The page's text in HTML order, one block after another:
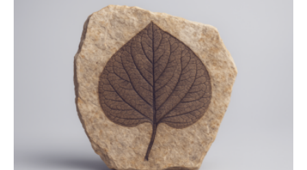
der Ruhr-Universität Bochum um Prof. Dr. Ralf Erdmann
und Dr. Ismaila Francis Yusuf hat nun einen bislang
unbekannten Qualitätskontrollmechanismus des
peroxisomalen Proteintransports in der Bäckerhefe
Saccharomyces cerevisiae entdeckt, der für die
Funktionsfähigkeit der Organellen entscheidend ist. Die
Studie wurde am 28. Oktober 2025 in der
Fachzeitschrift…